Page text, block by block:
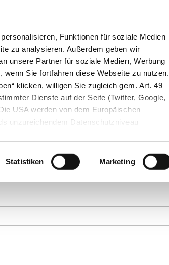
Funktionen für soziale Medien
zu analysieren. Außerdem geben wir
unsere Partner für soziale Medien, Werbung
Sie fortfahren diese Webseite zu nutzen.
klicken, willigen Sie zugleich gem. Art. 49
Dienste auf der Seite (Twitter, Google,
USA werden von dem Europäischen
unzureichendem Datenschutzniveau
Statistiken Marketing
helfen Sie mit Ihrem Wissen anderen weiter.